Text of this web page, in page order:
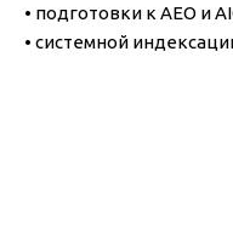
• подготовки к AEO и
• системной